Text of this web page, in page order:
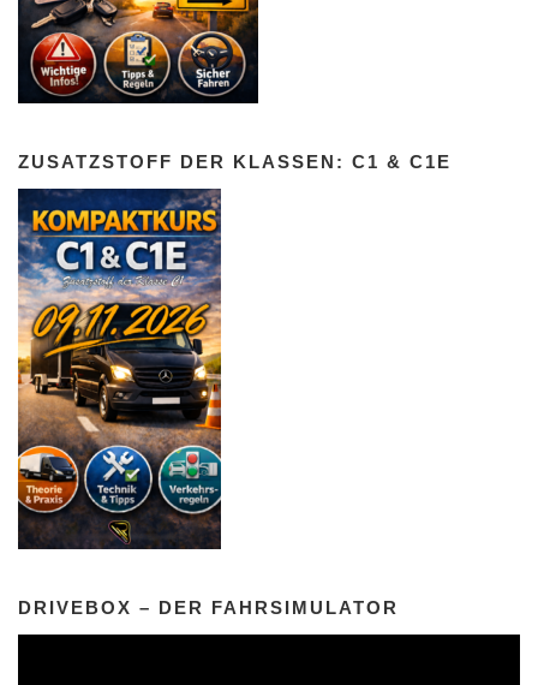
ZUSATZSTOFF DER KLASSEN: C1 & C1E
DRIVEBOX – DER FAHRSIMULATOR